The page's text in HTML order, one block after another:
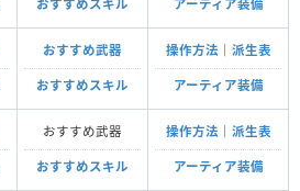
おすすめスキル アーティア装備
おすすめ武器
おすすめスキル
操作方法 派生表
アーティア装備
おすすめ武器
おすすめスキル
操作方法 派生表
アーティア装備